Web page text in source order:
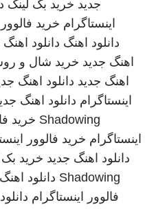
جدید خرید بک لینک
اینستاگرام خرید
دانلود اهنگ دانلود
اهنگ جدید خرید شال و
اهنگ جدید دانلود اهنگ
اینستاگرام دانلود اهنگ
Shadowing خرید
اینستاگرام خرید فالوور
دانلود اهنگ جدید خرید بک
Shadowing دانلود
فالوور اینستاگرام